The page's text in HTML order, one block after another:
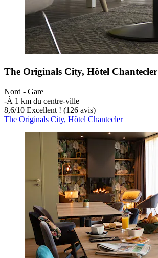
The Originals City, Hôtel Chantecler
Nord - Gare
‐À 1 km du centre-ville
8,6/10 Excellent ! (126 avis)
The Originals City, Hôtel Chantecler